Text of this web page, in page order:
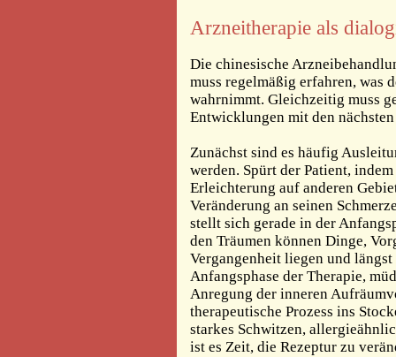
Arzneitherapie als
Die chinesische
muss regelmäßig erfahren, was
wahrnimmt. Gleichzeitig muss
Entwicklungen mit den
Zunächst sind es häufig
werden. Spürt der Patient,
Erleichterung auf anderen
Veränderung an seinen
stellt sich gerade in der
den Träumen können Dinge,
Vergangenheit liegen und
Anfangsphase der Therapie,
Anregung der inneren
therapeutische Prozess ins
starkes Schwitzen,
ist es Zeit, die Rezeptur zu